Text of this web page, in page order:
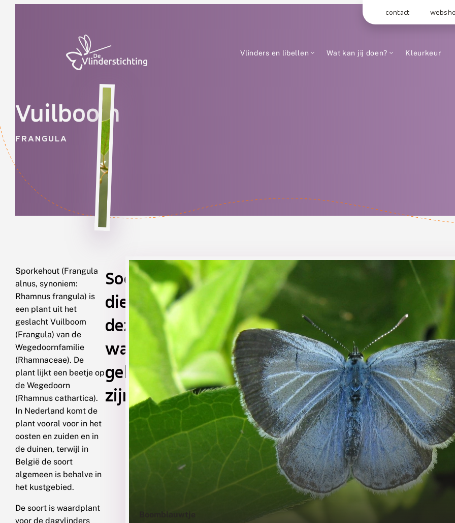
contact
Vlinders en libellen Wat kan jij doen? Kleurkeur
Vuilboom
FRANGULA
Sporkehout (Frangula
alnus, synoniem:
Rhamnus frangula) is
een plant uit het
geslacht Vuilboom
(Frangula) van de
Wegedoornfamilie
(Rhamnaceae). De
plant lijkt een beetje op
de Wegedoorn
(Rhamnus cathartica).
In Nederland komt de
plant vooral voor in het
oosten en zuiden en in
de duinen, terwijl in
België de soort
algemeen is behalve in
het kustgebied.
De soort is waardplant
voor de dagvlinders
Soorten
die
deze
waardplant
gebruiken
zijn
Boomblauwtje